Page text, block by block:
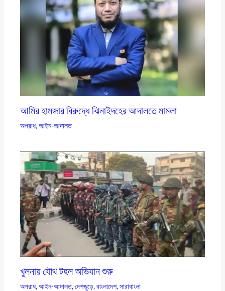
আমির হামজার বিরুদ্ধে ঝিনাইদহের আদালতে মামলা
অপরাধ,আইন-আদালত
খুলনায় যৌথ টহল অভিযান শুরু
অপরাধ,আইন-আদালত,দেশজুড়ে,বাংলাদেশ,সারাবাংলা